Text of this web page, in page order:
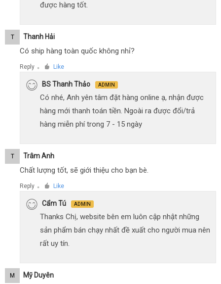
được hàng tốt.
T Thanh Hải
Có ship hàng toàn quốc không nhỉ?
Reply ● Like
BS Thanh Thảo ADMIN
Có nhé, Anh yên tâm đặt hàng online ạ, nhận được
hàng mới thanh toán tiền. Ngoài ra được đổi/trả
hàng miễn phí trong 7 - 15 ngày
T Trâm Anh
Chất lượng tốt, sẽ giới thiệu cho bạn bè.
Reply ● Like
Cẩm Tú ADMIN
Thanks Chị, website bên em luôn cập nhật những
sản phẩm bán chạy nhất đề xuất cho người mua nên
rất uy tín.
M Mỹ Duyên